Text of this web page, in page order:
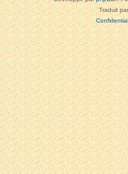
Traduit